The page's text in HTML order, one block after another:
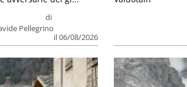
di
Pellegrino
il 06/08/2026